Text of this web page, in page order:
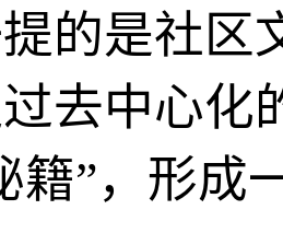
的是社区
去中心化
籍”，形成